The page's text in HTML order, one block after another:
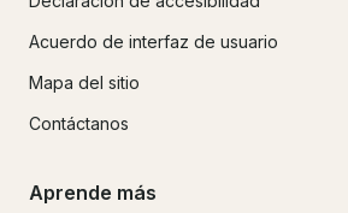
Acuerdo de interfaz de usuario
Mapa del sitio
Contáctanos
Aprende más